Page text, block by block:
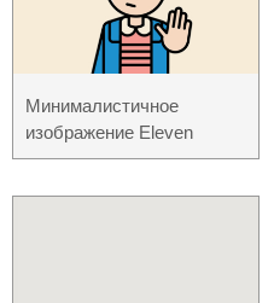
Минималистичное
изображение Eleven